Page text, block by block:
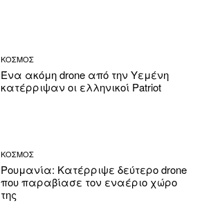
ΚΟΣΜΟΣ
Ένα ακόμη drone από την Υεμένη
κατέρριψαν οι ελληνικοί Patriot
ΚΟΣΜΟΣ
Ρουμανία: Κατέρριψε δεύτερο drone
που παραβίασε τον εναέριο χώρο
της